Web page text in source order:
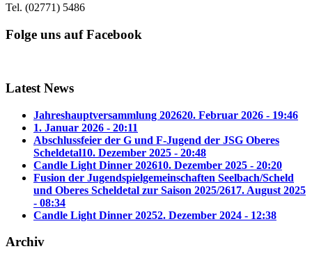
Tel. (02771) 5486
Folge uns auf Facebook
Latest News
Jahreshauptversammlung 202620. Februar 2026 - 19:46
1. Januar 2026 - 20:11
Abschlussfeier der G und F-Jugend der JSG Oberes
Scheldetal10. Dezember 2025 - 20:48
Candle Light Dinner 202610. Dezember 2025 - 20:20
Fusion der Jugendspielgemeinschaften Seelbach/Scheld
und Oberes Scheldetal zur Saison 2025/2617. August 2025
- 08:34
Candle Light Dinner 20252. Dezember 2024 - 12:38
Archiv